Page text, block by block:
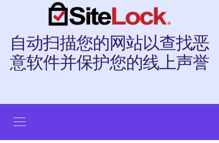
自动扫描您的网站以查找恶
意软件并保护您的线上声誉
切换导航